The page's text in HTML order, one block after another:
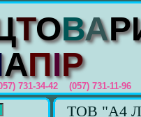
ТОВАР
АПIР
731-34-42 (057) 731-11-96
ТОВ "А4